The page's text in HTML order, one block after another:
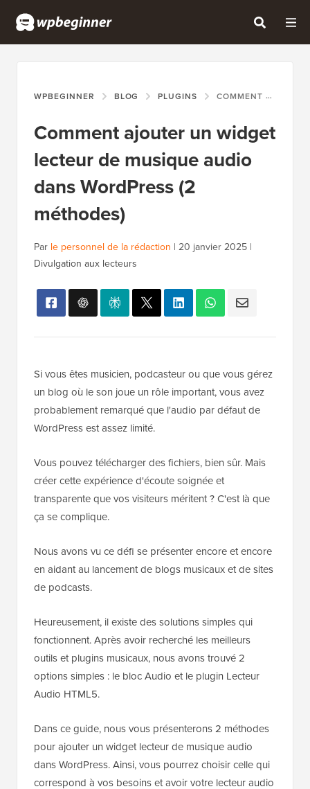
WPBEGINNER BLOG PLUGINS COMMENT AJOUTER UN WIDGET LECTEUR DE MUSIQUE AUDIO DANS WORDPRESS (2 MÉTHODES)
Comment ajouter un widget
lecteur de musique audio
dans WordPress (2
méthodes)
Par le personnel de la rédaction | 20 janvier 2025 |
Divulgation aux lecteurs
Si vous êtes musicien, podcasteur ou que vous gérez
un blog où le son joue un rôle important, vous avez
probablement remarqué que l'audio par défaut de
WordPress est assez limité.
Vous pouvez télécharger des fichiers, bien sûr. Mais
créer cette expérience d'écoute soignée et
transparente que vos visiteurs méritent ? C'est là que
ça se complique.
Nous avons vu ce défi se présenter encore et encore
en aidant au lancement de blogs musicaux et de sites
de podcasts.
Heureusement, il existe des solutions simples qui
fonctionnent. Après avoir recherché les meilleurs
outils et plugins musicaux, nous avons trouvé 2
options simples : le bloc Audio et le plugin Lecteur
Audio HTML5.
Dans ce guide, nous vous présenterons 2 méthodes
pour ajouter un widget lecteur de musique audio
dans WordPress. Ainsi, vous pourrez choisir celle qui
correspond à vos besoins et avoir votre lecteur audio